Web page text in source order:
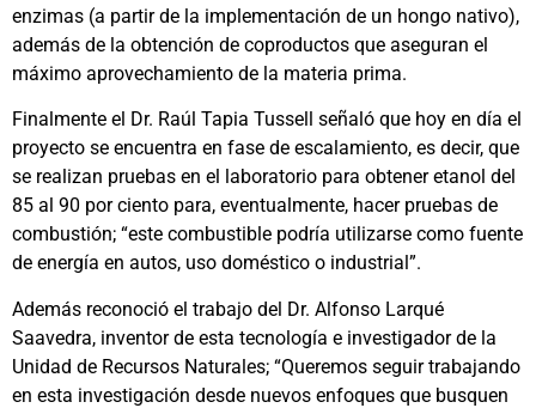
enzimas (a partir de la implementación de un hongo nativo),
además de la obtención de coproductos que aseguran el
máximo aprovechamiento de la materia prima.
Finalmente el Dr. Raúl Tapia Tussell señaló que hoy en día el
proyecto se encuentra en fase de escalamiento, es decir, que
se realizan pruebas en el laboratorio para obtener etanol del
85 al 90 por ciento para, eventualmente, hacer pruebas de
combustión; “este combustible podría utilizarse como fuente
de energía en autos, uso doméstico o industrial”.
Además reconoció el trabajo del Dr. Alfonso Larqué
Saavedra, inventor de esta tecnología e investigador de la
Unidad de Recursos Naturales; “Queremos seguir trabajando
en esta investigación desde nuevos enfoques que busquen